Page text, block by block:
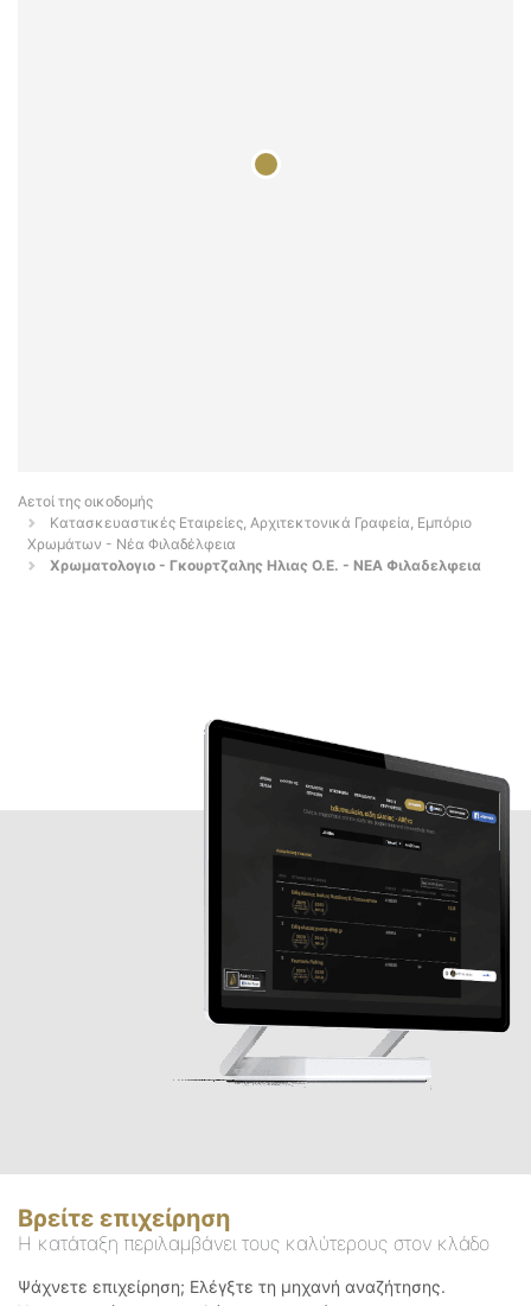
Αετοί της οικοδομής
Κατασκευαστικές Εταιρείες, Αρχιτεκτονικά Γραφεία, Εμπόριο
Χρωμάτων - Νέα Φιλαδέλφεια
Χρωματολογιο - Γκουρτζαλης Ηλιας Ο.Ε. - ΝΕΑ Φιλαδελφεια
Βρείτε επιχείρηση
Η κατάταξη περιλαμβάνει τους καλύτερους στον κλάδο
Ψάχνετε επιχείρηση; Ελέγξτε τη μηχανή αναζήτησης.